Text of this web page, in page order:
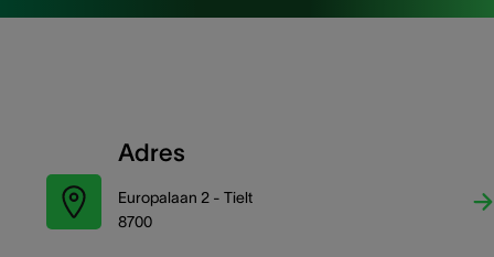
Adres
Europalaan 2 - Tielt
8700